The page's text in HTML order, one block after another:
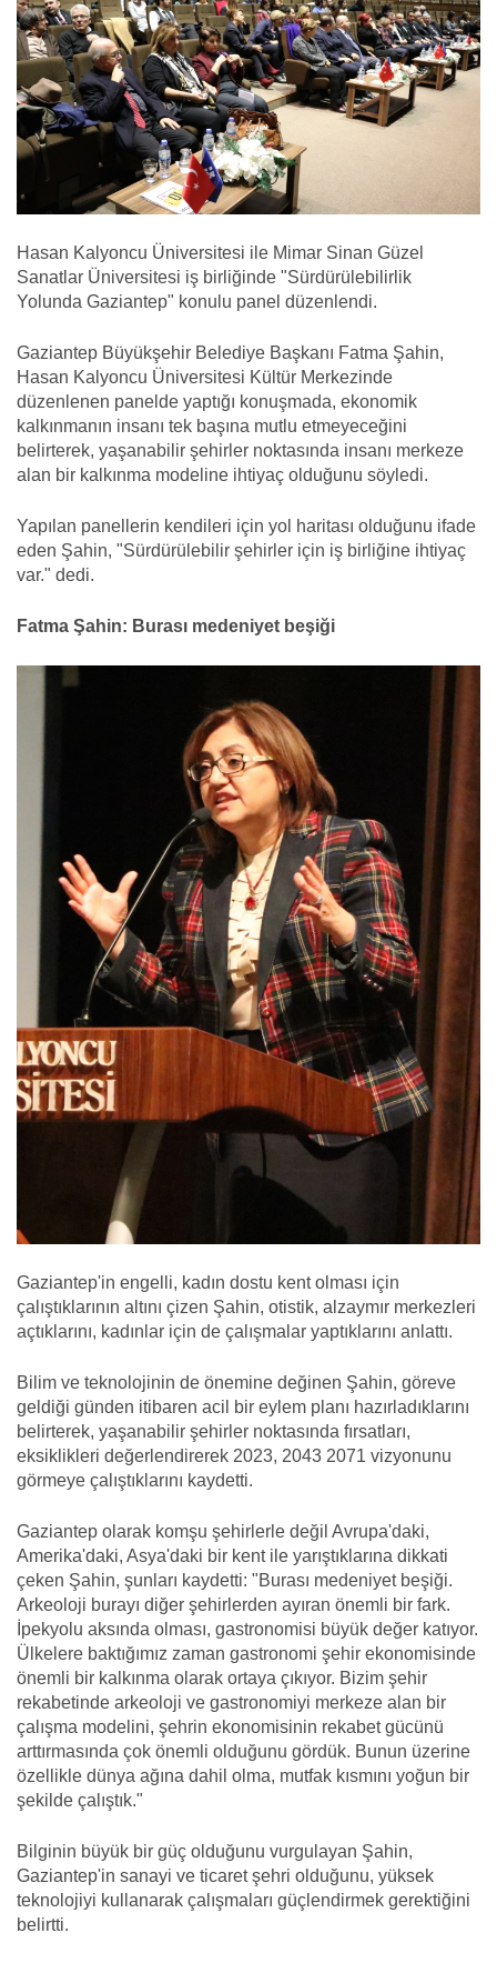
Hasan Kalyoncu Üniversitesi ile Mimar Sinan Güzel
Sanatlar Üniversitesi iş birliğinde "Sürdürülebilirlik
Yolunda Gaziantep" konulu panel düzenlendi.
Gaziantep Büyükşehir Belediye Başkanı Fatma Şahin,
Hasan Kalyoncu Üniversitesi Kültür Merkezinde
düzenlenen panelde yaptığı konuşmada, ekonomik
kalkınmanın insanı tek başına mutlu etmeyeceğini
belirterek, yaşanabilir şehirler noktasında insanı merkeze
alan bir kalkınma modeline ihtiyaç olduğunu söyledi.
Yapılan panellerin kendileri için yol haritası olduğunu ifade
eden Şahin, "Sürdürülebilir şehirler için iş birliğine ihtiyaç
var." dedi.
Fatma Şahin: Burası medeniyet beşiği
Gaziantep'in engelli, kadın dostu kent olması için
çalıştıklarının altını çizen Şahin, otistik, alzaymır merkezleri
açtıklarını, kadınlar için de çalışmalar yaptıklarını anlattı.
Bilim ve teknolojinin de önemine değinen Şahin, göreve
geldiği günden itibaren acil bir eylem planı hazırladıklarını
belirterek, yaşanabilir şehirler noktasında fırsatları,
eksiklikleri değerlendirerek 2023, 2043 2071 vizyonunu
görmeye çalıştıklarını kaydetti.
Gaziantep olarak komşu şehirlerle değil Avrupa'daki,
Amerika'daki, Asya'daki bir kent ile yarıştıklarına dikkati
çeken Şahin, şunları kaydetti: "Burası medeniyet beşiği.
Arkeoloji burayı diğer şehirlerden ayıran önemli bir fark.
İpekyolu aksında olması, gastronomisi büyük değer katıyor.
Ülkelere baktığımız zaman gastronomi şehir ekonomisinde
önemli bir kalkınma olarak ortaya çıkıyor. Bizim şehir
rekabetinde arkeoloji ve gastronomiyi merkeze alan bir
çalışma modelini, şehrin ekonomisinin rekabet gücünü
arttırmasında çok önemli olduğunu gördük. Bunun üzerine
özellikle dünya ağına dahil olma, mutfak kısmını yoğun bir
şekilde çalıştık."
Bilginin büyük bir güç olduğunu vurgulayan Şahin,
Gaziantep'in sanayi ve ticaret şehri olduğunu, yüksek
teknolojiyi kullanarak çalışmaları güçlendirmek gerektiğini
belirtti.